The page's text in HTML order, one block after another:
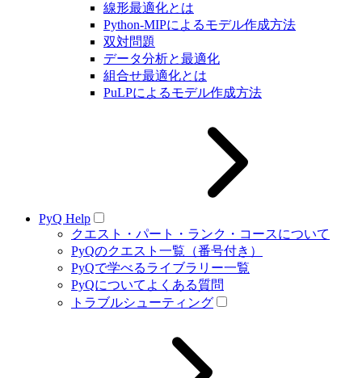
線形最適化とは
Python-MIPによるモデル作成方法
双対問題
データ分析と最適化
組合せ最適化とは
PuLPによるモデル作成方法
PyQ Help
クエスト・パート・ランク・コースについて
PyQのクエスト一覧（番号付き）
PyQで学べるライブラリー一覧
PyQについてよくある質問
トラブルシューティング